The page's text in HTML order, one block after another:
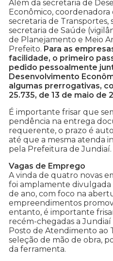
Além da secretaria de
Econômico,
secretaria de Transportes,
secretaria de Saúde
de Planejamento e Meio
Prefeito. Para as
facilidade, o primeiro
pedido pessoalmente
Desenvolvimento
algumas prerrogativas,
25.735, de 13 de maio de
É importante frisar que
pendência na entrega
requerente, o prazo é
até que a mesma atenda
pela Prefeitura de Jundiaí.
Vagas de Emprego
A vinda de quatro novas
foi amplamente divulgada
de ano, com foco na
empreendimentos
entanto, é importante
recém-chegadas a Jundiaí
Posto de Atendimento ao
seleção de mão de obra,
da ferramenta.